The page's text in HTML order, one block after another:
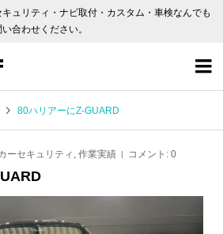
ュリティ・ナビ取付・カスタム・車検なんでも
合わせください。

80ハリアーにZ-GUARD
ーセキュリティ , 作業実績 コメント: 0